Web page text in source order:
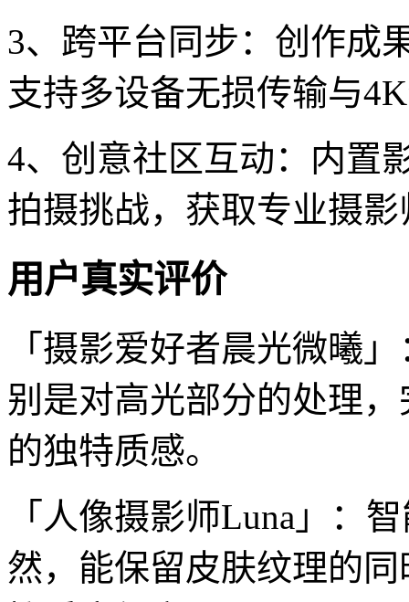
3、跨平台同步：创作成
支持多设备无损传输与
4、创意社区互动：内置
拍摄挑战，获取专业摄
用户真实评价
「摄影爱好者晨光微曦
别是对高光部分的处理
的独特质感。
「人像摄影师Luna」：
然，能保留皮肤纹理的